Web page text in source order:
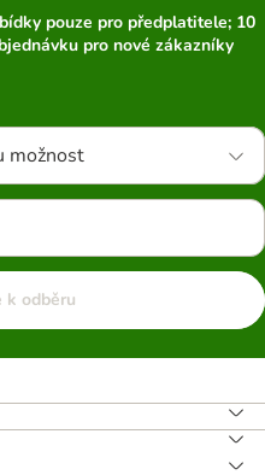
pouze pro předplatitele; 10
pro nové zákazníky
možnost
k odběru